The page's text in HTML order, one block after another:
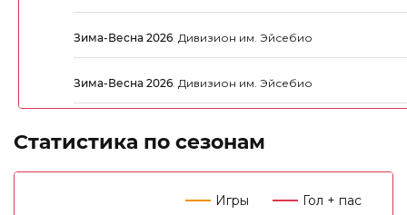
Зима-Весна 2026. Дивизион им. Эйсебио
Зима-Весна 2026. Дивизион им. Эйсебио
Статистика по сезонам
Игры Гол + пас